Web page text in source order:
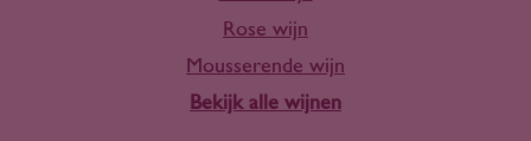
Rose wijn
Mousserende wijn
Bekijk alle wijnen